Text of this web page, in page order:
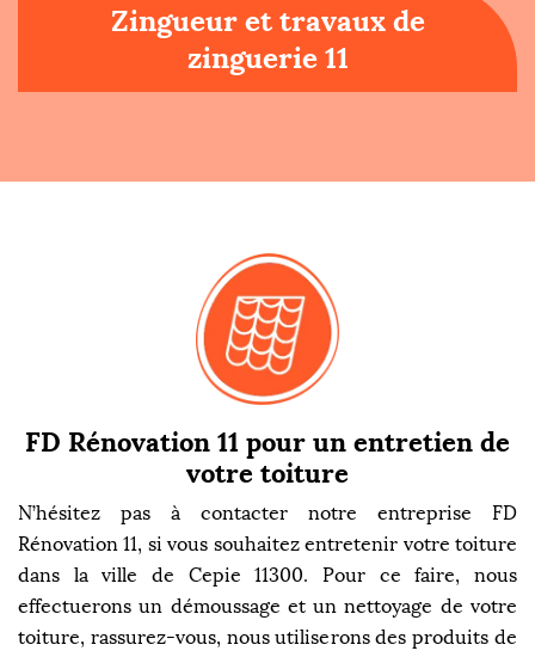
Zingueur et travaux de
zinguerie 11
FD Rénovation 11 pour un entretien de
votre toiture
N’hésitez pas à contacter notre entreprise FD
Rénovation 11, si vous souhaitez entretenir votre toiture
dans la ville de Cepie 11300. Pour ce faire, nous
effectuerons un démoussage et un nettoyage de votre
toiture, rassurez-vous, nous utiliserons des produits de